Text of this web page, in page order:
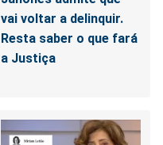
vai voltar a delinquir.
Resta saber o que fará
a Justiça